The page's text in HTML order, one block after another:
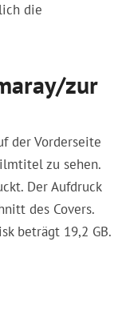
die
zur
der Vorderseite
zu sehen.
Der Aufdruck
des Covers.
beträgt 19,2 GB.